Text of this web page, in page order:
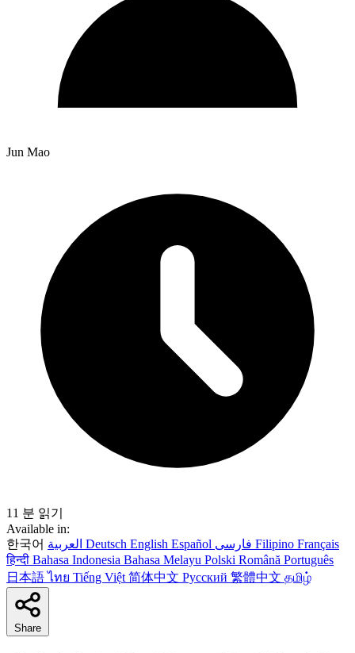
Jun Mao
11 분 읽기
Available in:
한국어
Deutsch English Español Filipino Français
हिन्दी Bahasa Indonesia Bahasa Melayu Polski Română Português
日本語ไทย Tiếng Việt 简体中文 Русский 繁體中文 தமிழ்
Share